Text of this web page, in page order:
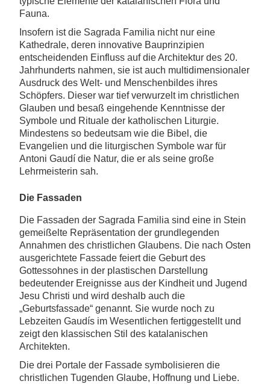
Fauna.
Insofern ist die Sagrada Familia nicht nur eine
Kathedrale, deren innovative Bauprinzipien
entscheidenden Einfluss auf die Architektur des 20.
Jahrhunderts nahmen, sie ist auch multidimensionaler
Ausdruck des Welt- und Menschenbildes ihres
Schöpfers. Dieser war tief verwurzelt im christlichen
Glauben und besaß eingehende Kenntnisse der
Symbole und Rituale der katholischen Liturgie.
Mindestens so bedeutsam wie die Bibel, die
Evangelien und die liturgischen Symbole war für
Antoni Gaudí die Natur, die er als seine große
Lehrmeisterin sah.
Die Fassaden
Die Fassaden der Sagrada Familia sind eine in Stein
gemeißelte Repräsentation der grundlegenden
Annahmen des christlichen Glaubens. Die nach Osten
ausgerichtete Fassade feiert die Geburt des
Gottessohnes in der plastischen Darstellung
bedeutender Ereignisse aus der Kindheit und Jugend
Jesu Christi und wird deshalb auch die
„Geburtsfassade“ genannt. Sie wurde noch zu
Lebzeiten Gaudís im Wesentlichen fertiggestellt und
zeigt den klassischen Stil des katalanischen
Architekten.
Die drei Portale der Fassade symbolisieren die
christlichen Tugenden Glaube, Hoffnung und Liebe.